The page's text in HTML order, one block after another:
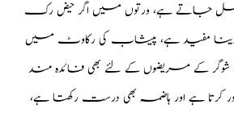
جاتے ہے، ورتوں میں اگر حیض رک
مفید ہے، پیشاب کی رکاوٹ میں
کے مریضوں کے لئے بھی فائدہ مند
کرتا ہے اور ہاضمہ بھی درست رکھتا ہے،